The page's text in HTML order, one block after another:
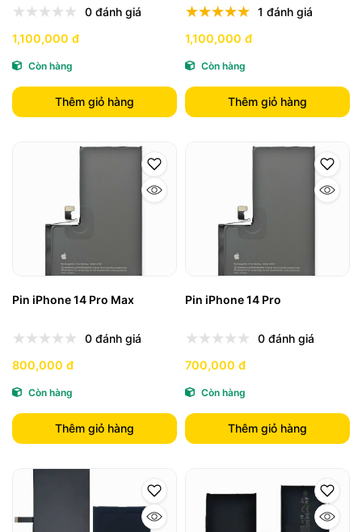
0 đánh giá
1,100,000 đ
Còn hàng
Thêm giỏ hàng
1 đánh giá
1,100,000 đ
Còn hàng
Thêm giỏ hàng
Pin iPhone 14 Pro Max
0 đánh giá
800,000 đ
Còn hàng
Thêm giỏ hàng
Pin iPhone 14 Pro
0 đánh giá
700,000 đ
Còn hàng
Thêm giỏ hàng